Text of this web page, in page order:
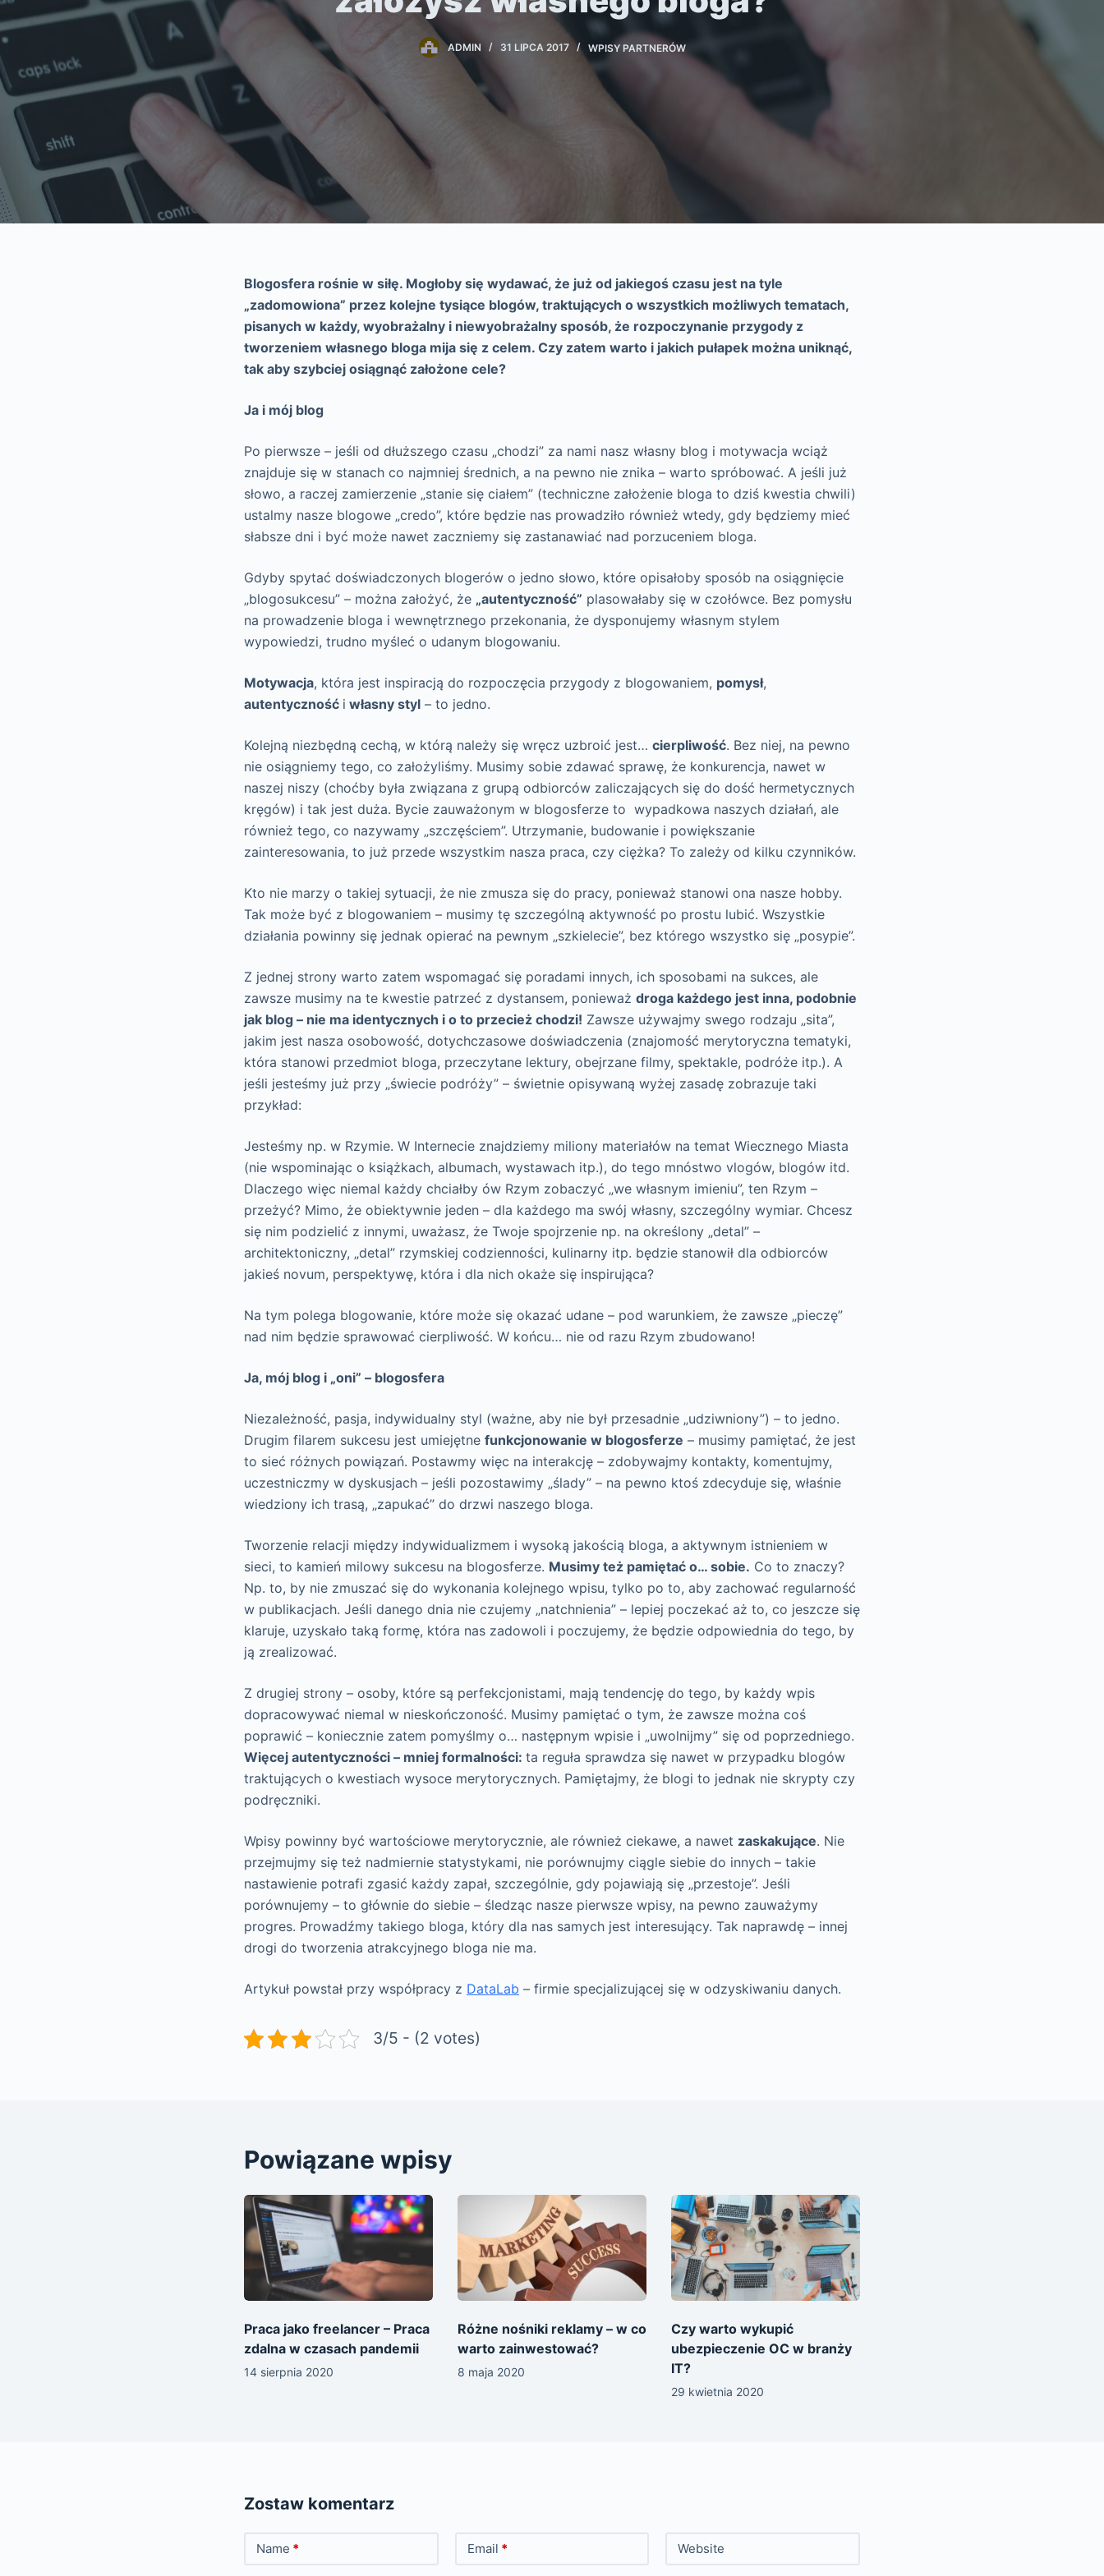
ADMIN 31 LIPCA 2017 WPISY PARTNERÓW
Blogosfera rośnie w siłę. Mogłoby się wydawać, że już od jakiegoś czasu jest na tyle
„zadomowiona” przez kolejne tysiące blogów, traktujących o wszystkich możliwych tematach,
pisanych w każdy, wyobrażalny i niewyobrażalny sposób, że rozpoczynanie przygody z
tworzeniem własnego bloga mija się z celem. Czy zatem warto i jakich pułapek można uniknąć,
tak aby szybciej osiągnąć założone cele?
Ja i mój blog
Po pierwsze – jeśli od dłuższego czasu „chodzi” za nami nasz własny blog i motywacja wciąż
znajduje się w stanach co najmniej średnich, a na pewno nie znika – warto spróbować. A jeśli już
słowo, a raczej zamierzenie „stanie się ciałem” (techniczne założenie bloga to dziś kwestia chwili)
ustalmy nasze blogowe „credo”, które będzie nas prowadziło również wtedy, gdy będziemy mieć
słabsze dni i być może nawet zaczniemy się zastanawiać nad porzuceniem bloga.
Gdyby spytać doświadczonych blogerów o jedno słowo, które opisałoby sposób na osiągnięcie
„blogosukcesu” – można założyć, że „autentyczność” plasowałaby się w czołówce. Bez pomysłu
na prowadzenie bloga i wewnętrznego przekonania, że dysponujemy własnym stylem
wypowiedzi, trudno myśleć o udanym blogowaniu.
Motywacja, która jest inspiracją do rozpoczęcia przygody z blogowaniem, pomysł,
autentyczność i własny styl – to jedno.
Kolejną niezbędną cechą, w którą należy się wręcz uzbroić jest… cierpliwość. Bez niej, na pewno
nie osiągniemy tego, co założyliśmy. Musimy sobie zdawać sprawę, że konkurencja, nawet w
naszej niszy (choćby była związana z grupą odbiorców zaliczających się do dość hermetycznych
kręgów) i tak jest duża. Bycie zauważonym w blogosferze to wypadkowa naszych działań, ale
również tego, co nazywamy „szczęściem”. Utrzymanie, budowanie i powiększanie
zainteresowania, to już przede wszystkim nasza praca, czy ciężka? To zależy od kilku czynników.
Kto nie marzy o takiej sytuacji, że nie zmusza się do pracy, ponieważ stanowi ona nasze hobby.
Tak może być z blogowaniem – musimy tę szczególną aktywność po prostu lubić. Wszystkie
działania powinny się jednak opierać na pewnym „szkielecie”, bez którego wszystko się „posypie”.
Z jednej strony warto zatem wspomagać się poradami innych, ich sposobami na sukces, ale
zawsze musimy na te kwestie patrzeć z dystansem, ponieważ droga każdego jest inna, podobnie
jak blog – nie ma identycznych i o to przecież chodzi! Zawsze używajmy swego rodzaju „sita”,
jakim jest nasza osobowość, dotychczasowe doświadczenia (znajomość merytoryczna tematyki,
która stanowi przedmiot bloga, przeczytane lektury, obejrzane filmy, spektakle, podróże itp.). A
jeśli jesteśmy już przy „świecie podróży” – świetnie opisywaną wyżej zasadę zobrazuje taki
przykład:
Jesteśmy np. w Rzymie. W Internecie znajdziemy miliony materiałów na temat Wiecznego Miasta
(nie wspominając o książkach, albumach, wystawach itp.), do tego mnóstwo vlogów, blogów itd.
Dlaczego więc niemal każdy chciałby ów Rzym zobaczyć „we własnym imieniu”, ten Rzym –
przeżyć? Mimo, że obiektywnie jeden – dla każdego ma swój własny, szczególny wymiar. Chcesz
się nim podzielić z innymi, uważasz, że Twoje spojrzenie np. na określony „detal” –
architektoniczny, „detal” rzymskiej codzienności, kulinarny itp. będzie stanowił dla odbiorców
jakieś novum, perspektywę, która i dla nich okaże się inspirująca?
Na tym polega blogowanie, które może się okazać udane – pod warunkiem, że zawsze „pieczę”
nad nim będzie sprawować cierpliwość. W końcu… nie od razu Rzym zbudowano!
Ja, mój blog i „oni” – blogosfera
Niezależność, pasja, indywidualny styl (ważne, aby nie był przesadnie „udziwniony”) – to jedno.
Drugim filarem sukcesu jest umiejętne funkcjonowanie w blogosferze – musimy pamiętać, że jest
to sieć różnych powiązań. Postawmy więc na interakcję – zdobywajmy kontakty, komentujmy,
uczestniczmy w dyskusjach – jeśli pozostawimy „ślady” – na pewno ktoś zdecyduje się, właśnie
wiedziony ich trasą, „zapukać” do drzwi naszego bloga.
Tworzenie relacji między indywidualizmem i wysoką jakością bloga, a aktywnym istnieniem w
sieci, to kamień milowy sukcesu na blogosferze. Musimy też pamiętać o… sobie. Co to znaczy?
Np. to, by nie zmuszać się do wykonania kolejnego wpisu, tylko po to, aby zachować regularność
w publikacjach. Jeśli danego dnia nie czujemy „natchnienia” – lepiej poczekać aż to, co jeszcze się
klaruje, uzyskało taką formę, która nas zadowoli i poczujemy, że będzie odpowiednia do tego, by
ją zrealizować.
Z drugiej strony – osoby, które są perfekcjonistami, mają tendencję do tego, by każdy wpis
dopracowywać niemal w nieskończoność. Musimy pamiętać o tym, że zawsze można coś
poprawić – koniecznie zatem pomyślmy o… następnym wpisie i „uwolnijmy” się od poprzedniego.
Więcej autentyczności – mniej formalności: ta reguła sprawdza się nawet w przypadku blogów
traktujących o kwestiach wysoce merytorycznych. Pamiętajmy, że blogi to jednak nie skrypty czy
podręczniki.
Wpisy powinny być wartościowe merytorycznie, ale również ciekawe, a nawet zaskakujące. Nie
przejmujmy się też nadmiernie statystykami, nie porównujmy ciągle siebie do innych – takie
nastawienie potrafi zgasić każdy zapał, szczególnie, gdy pojawiają się „przestoje”. Jeśli
porównujemy – to głównie do siebie – śledząc nasze pierwsze wpisy, na pewno zauważymy
progres. Prowadźmy takiego bloga, który dla nas samych jest interesujący. Tak naprawdę – innej
drogi do tworzenia atrakcyjnego bloga nie ma.
Artykuł powstał przy współpracy z DataLab – firmie specjalizującej się w odzyskiwaniu danych.
3/5 - (2 votes)
Powiązane wpisy
Praca jako freelancer – Praca
zdalna w czasach pandemii
14 sierpnia 2020
Różne nośniki reklamy – w co
warto zainwestować?
8 maja 2020
Czy warto wykupić
ubezpieczenie OC w branży
IT?
29 kwietnia 2020
Zostaw komentarz
Name * Email * Website